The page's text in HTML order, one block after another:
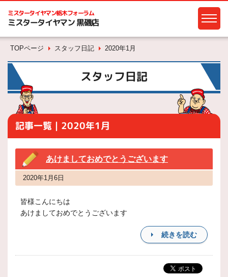
ミスタータイヤマン栃木フォーラム
ミスタータイヤマン 黒磯店
TOPページ スタッフ日記 2020年1月
スタッフ日記
記事一覧｜2020年1月
あけましておめでとうございます
2020年1月6日
皆様こんにちは
あけましておめでとうございます
続きを読む